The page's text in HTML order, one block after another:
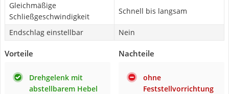
Gleichmäßige
Schließgeschwindigkeit
Schnell bis langsam
Endschlag einstellbar Nein
Vorteile
Drehgelenk mit
abstellbarem Hebel
Nachteile
ohne
Feststellvorrichtung